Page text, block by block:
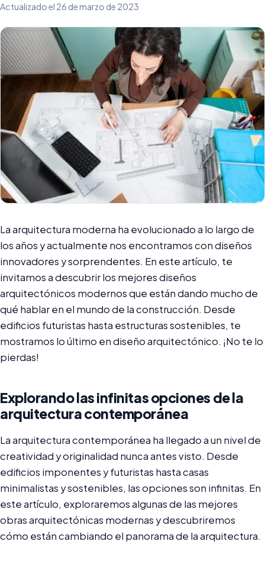
Actualizado el 26 de marzo de 2023
La arquitectura moderna ha evolucionado a lo largo de
los años y actualmente nos encontramos con diseños
innovadores y sorprendentes. En este artículo, te
invitamos a descubrir los mejores diseños
arquitectónicos modernos que están dando mucho de
qué hablar en el mundo de la construcción. Desde
edificios futuristas hasta estructuras sostenibles, te
mostramos lo último en diseño arquitectónico. ¡No te lo
pierdas!
Explorando las infinitas opciones de la
arquitectura contemporánea
La arquitectura contemporánea ha llegado a un nivel de
creatividad y originalidad nunca antes visto. Desde
edificios imponentes y futuristas hasta casas
minimalistas y sostenibles, las opciones son infinitas. En
este artículo, exploraremos algunas de las mejores
obras arquitectónicas modernas y descubriremos
cómo están cambiando el panorama de la arquitectura.